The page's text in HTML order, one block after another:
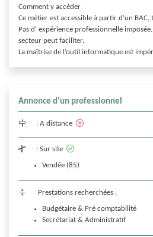
Comment y accéder
Ce métier est accessible à partir d’un BAC,
Pas d’ expérience professionnelle
secteur peut faciliter.
La maîtrise de l’outil informatique est
Annonce d'un professionnel
: A distance
: Sur site
Vendée (85)
Prestations recherchées :
Budgétaire & Pré comptabilité
Secrétariat & Administratif